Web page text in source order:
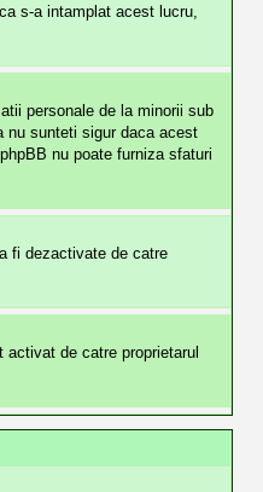
s-a intamplat acest lucru,
personale de la minorii sub
nu sunteti sigur daca acest
nu poate furniza sfaturi
fi dezactivate de catre
de catre proprietarul